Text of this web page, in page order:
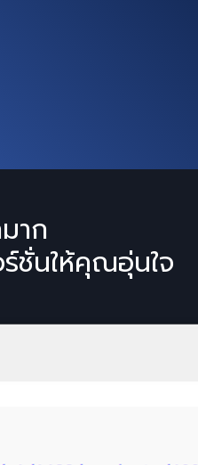
าก
ร์ชั่นให้คุณอุ่นใจ